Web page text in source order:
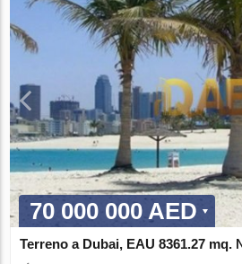
70 000 000 AED
Terreno a Dubai, EAU 8361.27 mq.